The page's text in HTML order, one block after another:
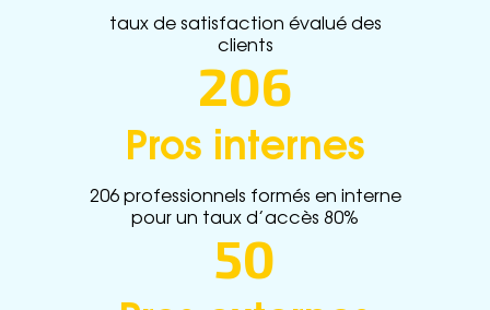
taux de satisfaction évalué des
clients
206
Pros internes
206 professionnels formés en interne
pour un taux d’accès 80%
50